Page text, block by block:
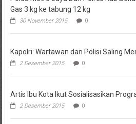
Gas 3 kg ke tabung 12 kg
30 November 2015 0
Kapolri: Wartawan dan Polisi Saling
2 Desember 2015 0
Artis Ibu Kota Ikut Sosialisasikan
2 Desember 2015 0